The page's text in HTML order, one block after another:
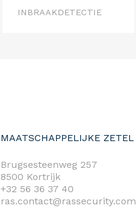
INBRAAKDETECTIE
MAATSCHAPPELIJKE ZETEL
Brugsesteenweg 257
8500 Kortrijk
+32 56 36 37 40
ras.contact@rassecurity.com